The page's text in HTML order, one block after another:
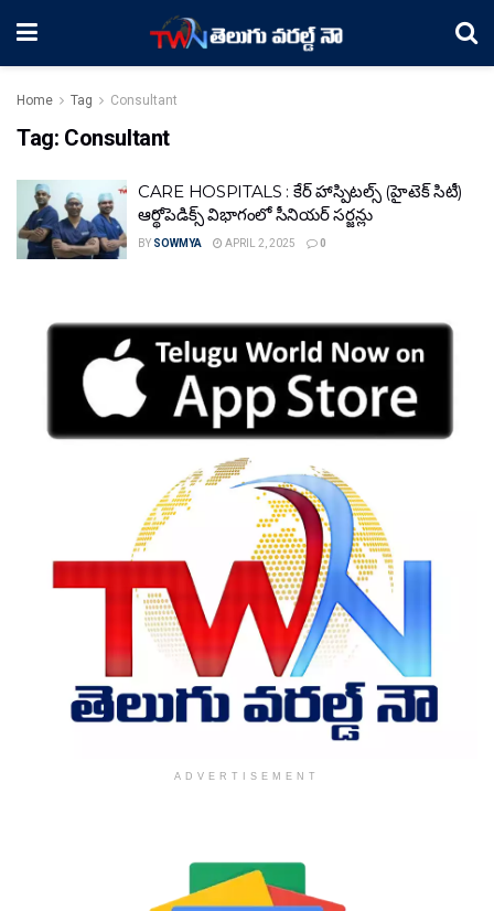
Home Tag Consultant
Tag: Consultant
CARE HOSPITALS : కేర్ హాస్పిటల్స్ (హైటెక్ సిటీ)
ఆర్థోపెడిక్స్ విభాగంలో సీనియర్ సర్జన్లు
BY SOWMYA APRIL 2, 2025 0
ADVERTISEMENT